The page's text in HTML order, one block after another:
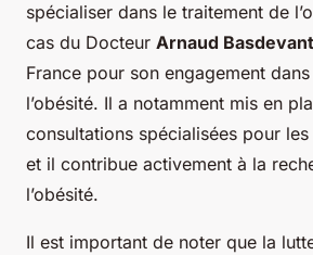
spécialiser dans le traitement de
cas du Docteur Arnaud Basdevant
France pour son engagement
l’obésité. Il a notamment mis en
consultations spécialisées pour
et il contribue activement à la
l’obésité.
Il est important de noter que la